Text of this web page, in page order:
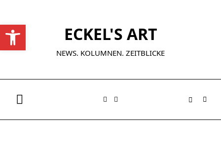
Werkzeugleiste öffnen
content
ECKEL'S ART
NEWS. KOLUMNEN. ZEITBLICKE